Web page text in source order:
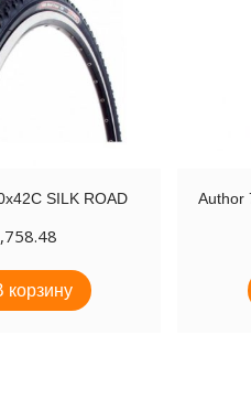
SILK ROAD
корзину
Author